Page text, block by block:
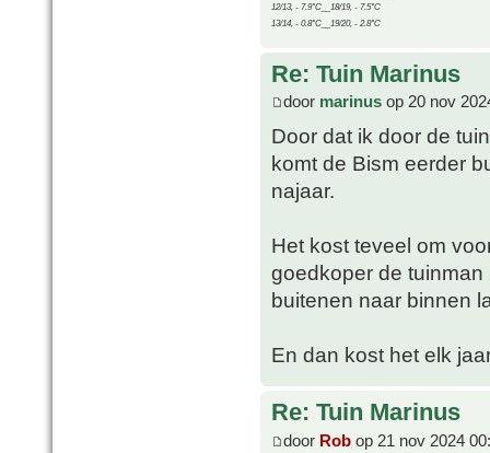
12/13, - 7.9°C__18/19, - 7.5°C
13/14, - 0.8°C__19/20, - 2.8°C
Re: Tuin Marinus
door marinus op 20 nov
Door dat ik door de
komt de Bism eerder
najaar.
Het kost teveel om
goedkoper de
buitenen naar binnen
En dan kost het elk
Re: Tuin Marinus
door Rob op 21 nov 2024